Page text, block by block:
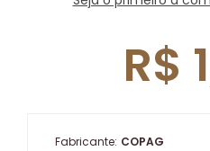
R$
Fabricante: COPAG